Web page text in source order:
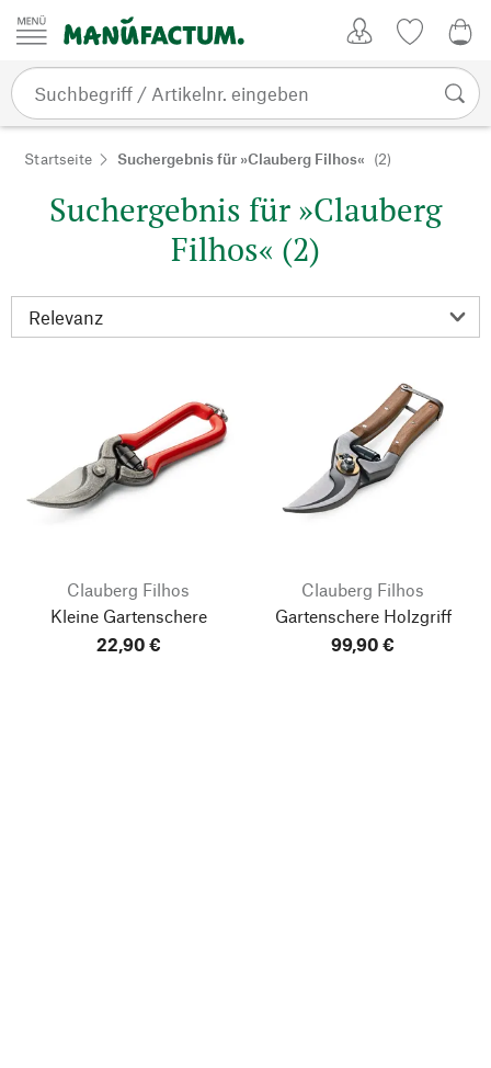
Zum Inhalt springen
Startseite Suchergebnis für »Clauberg Filhos« (2)
Suchergebnis für »Clauberg
Filhos« (2)
Clauberg Filhos
Kleine Gartenschere
22,90 €
Clauberg Filhos
Gartenschere Holzgriff
99,90 €